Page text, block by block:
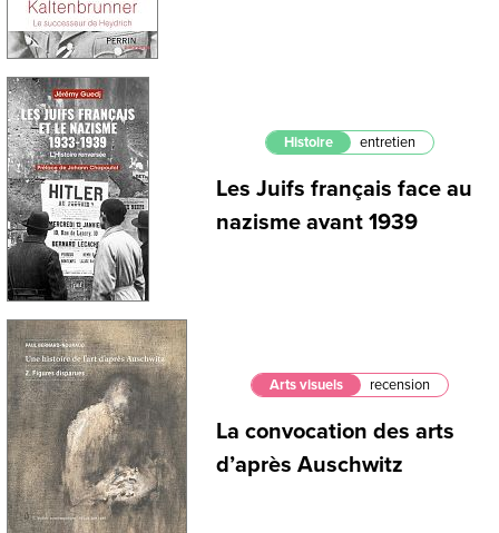
Histoire entretien
Les Juifs français face au
nazisme avant 1939
Arts visuels recension
La convocation des arts
d’après Auschwitz